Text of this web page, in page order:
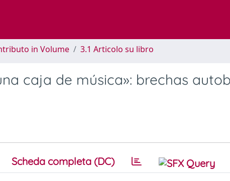
in Volume 3.1 Articolo su libro
caja de música»: brechas
Scheda completa (DC)